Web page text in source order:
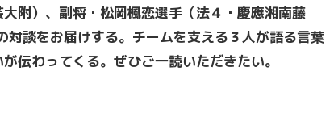
附）、副将・松岡楓恋選手（法４・慶應湘南藤
対談をお届けする。チームを支える３人が語る言葉
が伝わってくる。ぜひご一読いただきたい。